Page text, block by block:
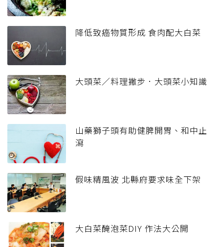
降低致癌物質形成 食肉配大白菜
大頭菜／料理撇步．大頭菜小知識
山藥獅子頭有助健脾開胃、和中止
瀉
假味精風波 北縣府要求味全下架
大白菜醃泡菜DIY 作法大公開